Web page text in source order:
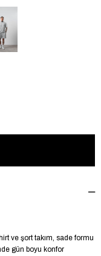
ve şort takım, sade formu
gün boyu konfor